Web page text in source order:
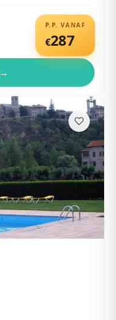
P.P. VANAF
€287
→